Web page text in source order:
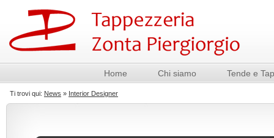
Home Chi siamo Tende e
Ti trovi qui: News » Interior Designer